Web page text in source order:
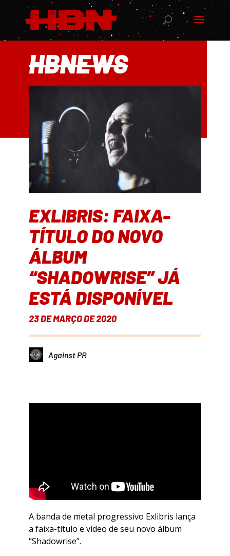
HBNEWS
EXLIBRIS: FAIXA-
TÍTULO DO NOVO
ÁLBUM
“SHADOWRISE” JÁ
ESTÁ DISPONÍVEL
23 DE MARÇO DE 2020
Against PR
A banda de metal progressivo Exlibris lança
a faixa-título e vídeo de seu novo álbum
“Shadowrise”.